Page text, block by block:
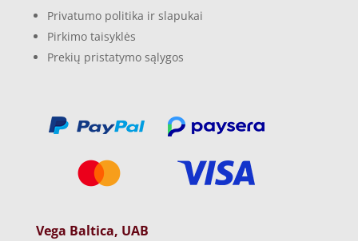
Privatumo politika ir slapukai
Pirkimo taisyklės
Prekių pristatymo sąlygos
Vega Baltica, UAB